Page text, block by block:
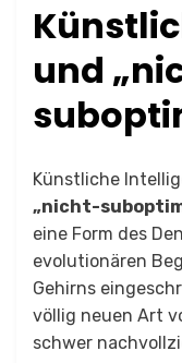
und
Künstliche
„nicht-
eine Form des
evolutionären
Gehirns
völlig neuen Art
schwer